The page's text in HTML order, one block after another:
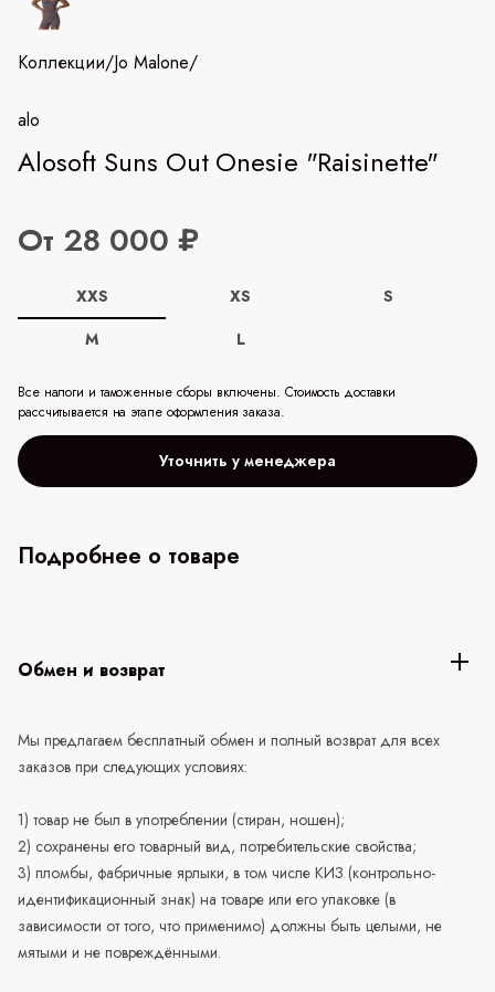
Коллекции/Jo Malone/
alo
Alosoft Suns Out Onesie "Raisinette"
От 28 000 ₽
XXS XS
S
M
L
Все налоги и таможенные сборы включены. Стоимость доставки
рассчитывается на этапе оформления заказа.
Уточнить у менеджера
Подробнее о товаре
Обмен и возврат
Мы предлагаем бесплатный обмен и полный возврат для всех
заказов при следующих условиях:
1) товар не был в употреблении (стиран, ношен);
2) сохранены его товарный вид, потребительские свойства;
3) пломбы, фабричные ярлыки, в том числе КИЗ (контрольно-
идентификационный знак) на товаре или его упаковке (в
зависимости от того, что применимо) должны быть целыми, не
мятыми и не повреждёнными.